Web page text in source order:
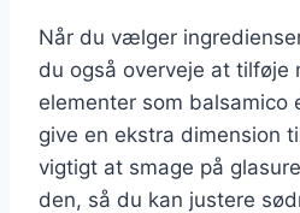
Når du vælger
du også overveje at tilføje
elementer som
give en ekstra dimension
vigtigt at smage på
den, så du kan justere